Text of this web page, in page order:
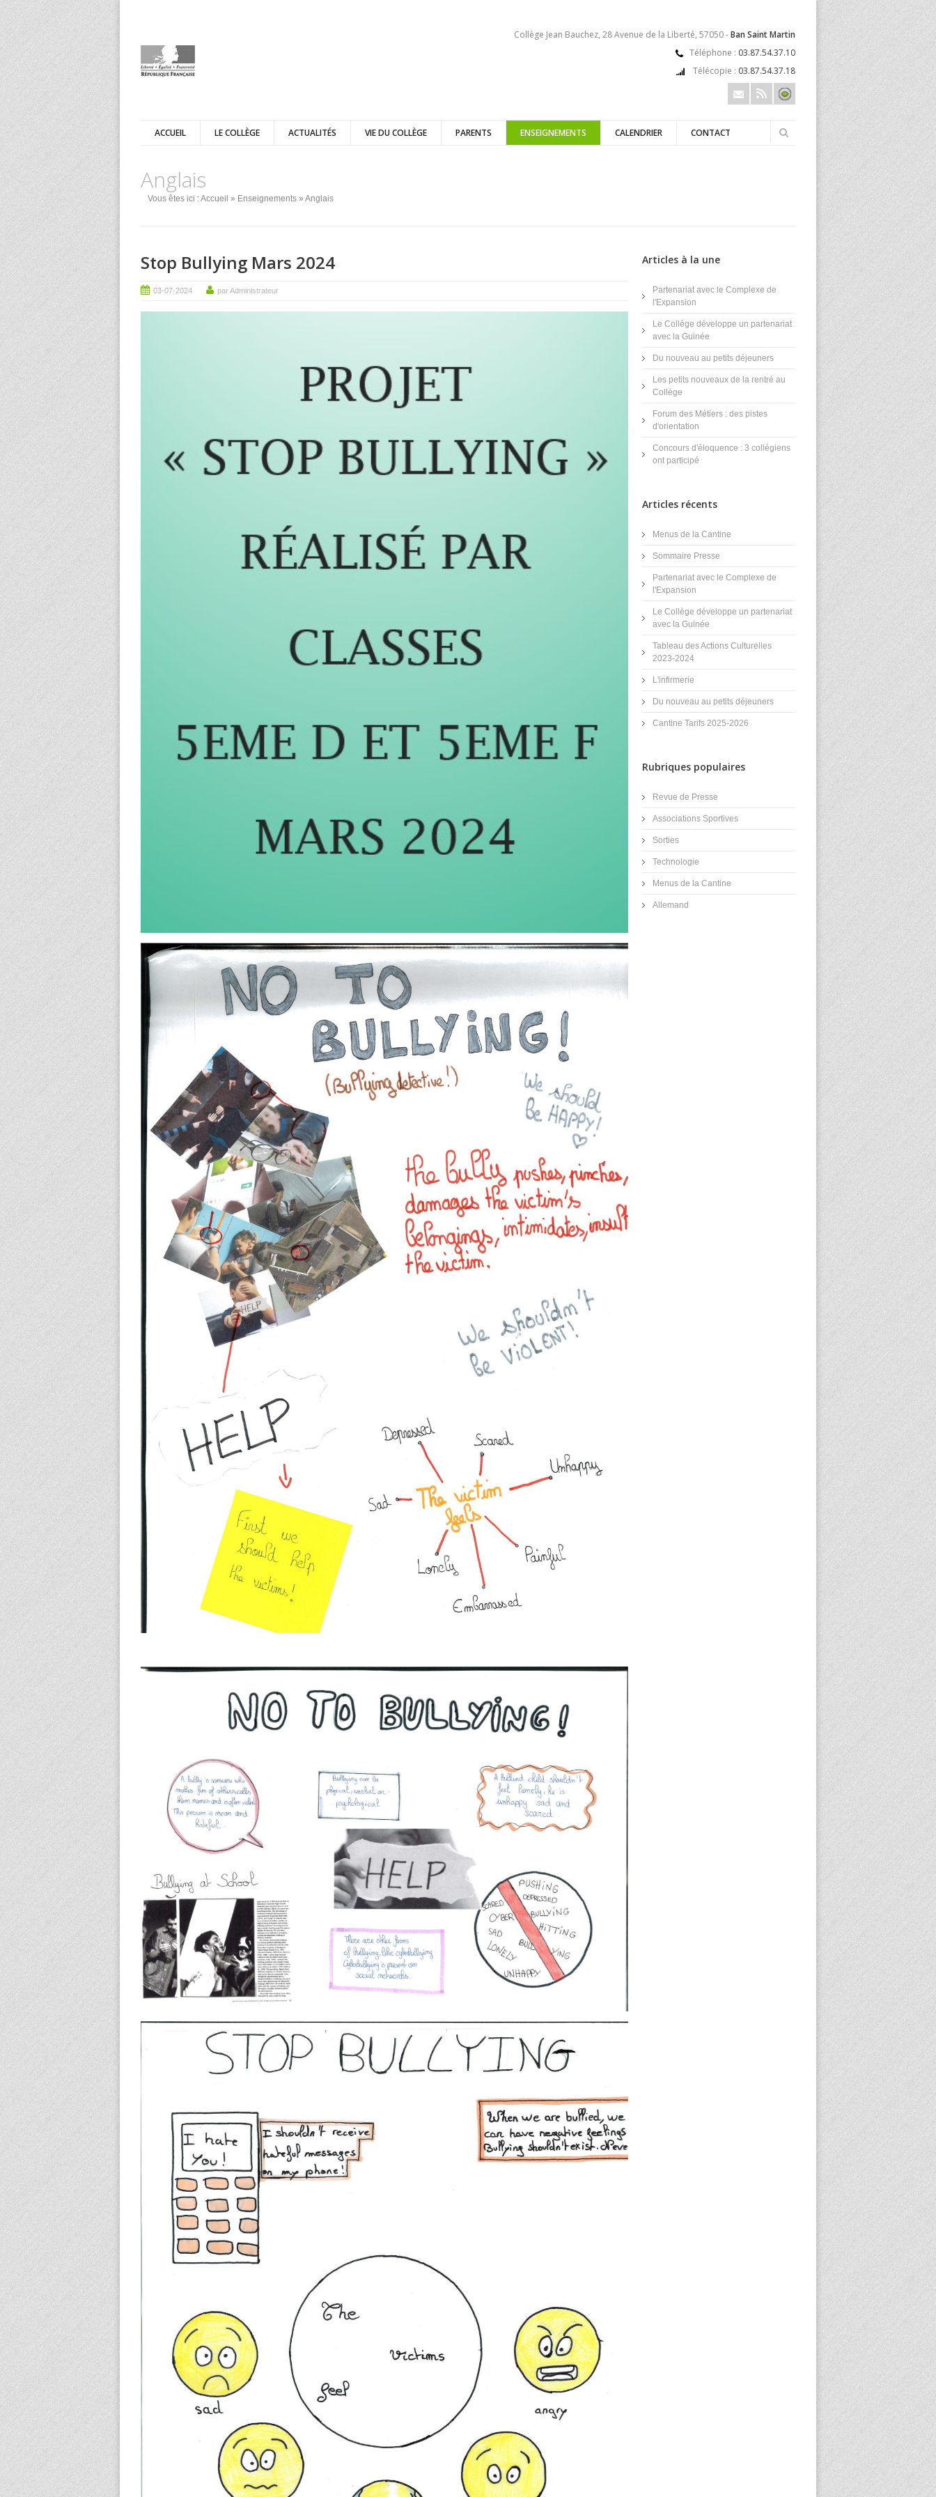
Collège Jean Bauchez, 28 Avenue de la Liberté, 57050 -Ban Saint Martin
Téléphone : 03.87.54.37.10
Télécopie : 03.87.54.37.18
ACCUEIL LE COLLÈGE ACTUALITÉS VIE DU COLLÈGE PARENTS ENSEIGNEMENTS CALENDRIER CONTACT
Anglais
Vous êtes ici :Accueil » Enseignements » Anglais
Stop Bullying Mars 2024
03-07-2024 par Administrateur
Articles à la une
Partenariat avec le Complexe de
l'Expansion
Le Collège développe un partenariat
avec la Guinée
Du nouveau au petits déjeuners
Les petits nouveaux de la rentré au
Collège
Forum des Métiers : des pistes
d'orientation
Concours d'éloquence : 3 collégiens
ont participé
Articles récents
Menus de la Cantine
Sommaire Presse
Partenariat avec le Complexe de
l'Expansion
Le Collège développe un partenariat
avec la Guinée
Tableau des Actions Culturelles
2023-2024
L'infirmerie
Du nouveau au petits déjeuners
Cantine Tarifs 2025-2026
Rubriques populaires
Revue de Presse
Associations Sportives
Sorties
Technologie
Menus de la Cantine
Allemand